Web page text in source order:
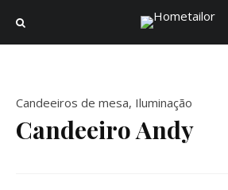
Candeeiros de mesa, Iluminação
Candeeiro Andy